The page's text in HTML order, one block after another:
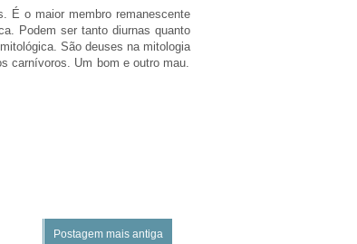
É o maior membro remanescente
Podem ser tanto diurnas quanto
São deuses na mitologia
carnívoros. Um bom e outro mau.
Postagem mais antiga